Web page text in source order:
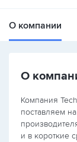
О компании
О
Компания
поставляем
и в короткие